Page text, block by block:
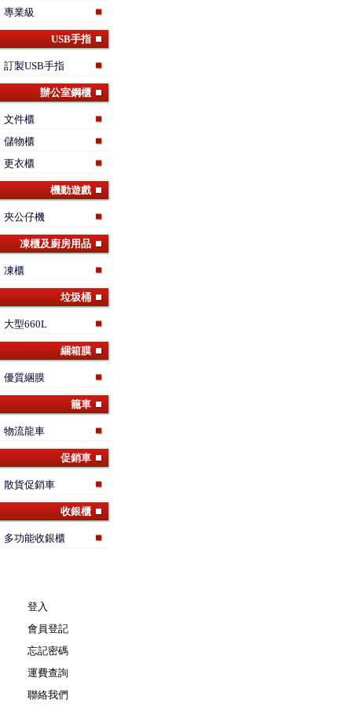
專業級
USB手指
訂製USB手指
辦公室鋼櫃
文件櫃
儲物櫃
更衣櫃
機動遊戲
夾公仔機
凍櫃及廚房用品
凍櫃
垃圾桶
大型660L
綑箱膜
優質綑膜
籠車
物流龍車
促銷車
散貨促銷車
收銀櫃
多功能收銀櫃
登入
會員登記
忘記密碼
運費查詢
聯絡我們